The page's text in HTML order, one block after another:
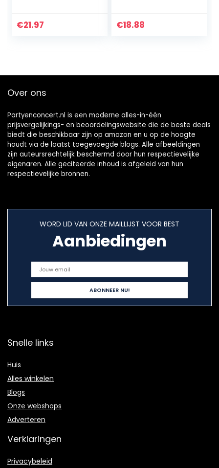
pop sensorische
€21.97
Push Bubble
€18.88
Over ons
Partyenconcert.nl is een moderne alles-in-één
prijsvergelijkings- en beoordelingswebsite die de beste deals
biedt die beschikbaar zijn op amazon en u op de hoogte
houdt via de laatst toegevoegde blogs. Alle afbeeldingen
zijn auteursrechtelijk beschermd door hun respectievelijke
eigenaren. Alle geciteerde inhoud is afgeleid van hun
respectievelijke bronnen.
WORD LID VAN ONZE MAILLIJST VOOR BEST
Aanbiedingen
Snelle links
Huis
Alles winkelen
Blogs
Onze webshops
Adverteren
Verklaringen
Privacybeleid